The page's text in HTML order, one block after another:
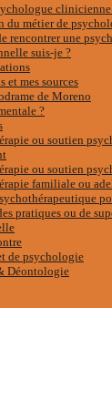
clinicienne
du métier de
rencontrer une
suis-je ?
et mes sources
de Moreno
?
ou soutien
ou soutien
familiale ou
pratiques ou de
de psychologie
Déontologie